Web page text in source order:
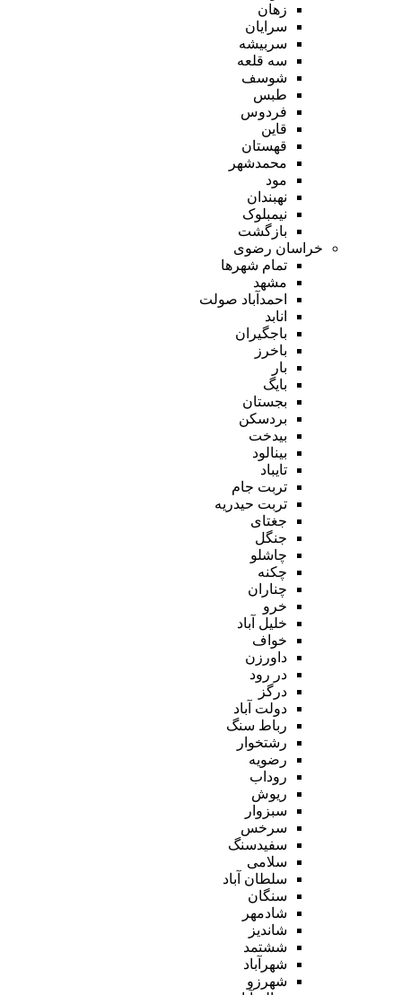
زهان
سرایان
سربیشه
سه قلعه
شوسف
طبس
فردوس
قاین
قهستان
محمدشهر
مود
نهبندان
نیمبلوک
بازگشت
خراسان رضوی
تمام شهر‌ها
مشهد
احمدآباد صولت
انابد
باجگیران
باخرز
بار
بایگ
بجستان
بردسکن
بیدخت
بینالود
تایباد
تربت جام
تربت حیدریه
جغتای
جنگل
چاشلو
چکنه
چناران
خرو
خلیل آباد
خواف
داورزن
در رود
درگز
دولت آباد
رباط سنگ
رشتخوار
رضویه
روداب
ریوش
سبزوار
سرخس
سفیدسنگ
سلامی
سلطان آباد
سنگان
شادمهر
شاندیز
ششتمد
شهرآباد
شهرزو